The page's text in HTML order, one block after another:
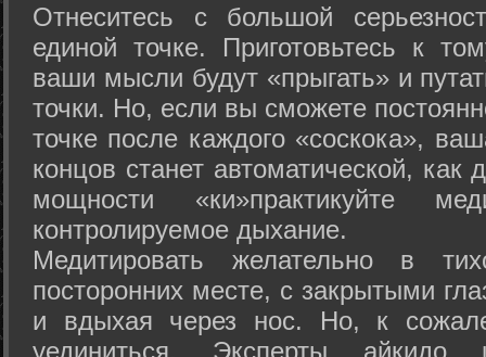
Отнеситесь с большой
единой точке. Приготовьтесь к
ваши мысли будут «прыгать» и
точки. Но, если вы сможете
точке после каждого «соскока»,
концов станет автоматической,
мощности «ки»практикуйте
контролируемое дыхание.
Медитировать желательно в
посторонних месте, с закрытыми
и вдыхая через нос. Но, к
уединиться. Эксперты айкидо